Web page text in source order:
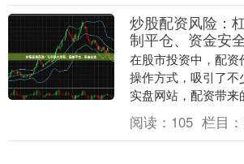
炒股配资风险：
制平仓、资金安
在股市投资中，配
操作方式，吸引了
实盘网站，配资带
提升，更伴随着不可
些风险，是每一位....
阅读： 105 栏目：